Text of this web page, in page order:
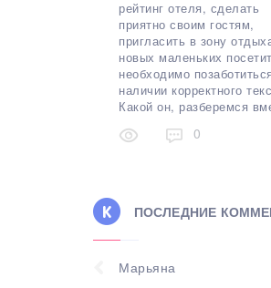
рейтинг отеля, сделать
приятно своим гостям,
пригласить в зону
новых маленьких
необходимо
наличии корректного
Какой он, разберемся
0
ПОСЛЕДНИЕ
Инесса